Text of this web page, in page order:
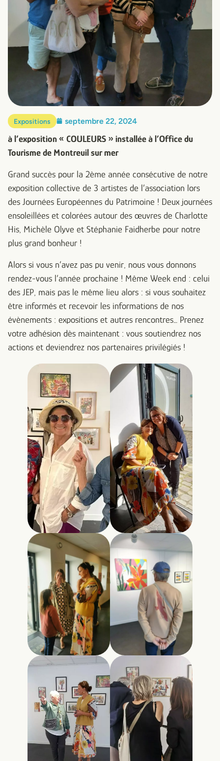
Expositions septembre 22, 2024
à l’exposition « COULEURS » installée à l’Office du
Tourisme de Montreuil sur mer
Grand succès pour la 2ème année consécutive de notre
exposition collective de 3 artistes de l’association lors
des Journées Européennes du Patrimoine ! Deux journées
ensoleillées et colorées autour des œuvres de Charlotte
His, Michèle Olyve et Stéphanie Faidherbe pour notre
plus grand bonheur !
Alors si vous n’avez pas pu venir, nous vous donnons
rendez-vous l’année prochaine ! Même Week end : celui
des JEP, mais pas le même lieu alors : si vous souhaitez
être informés et recevoir les informations de nos
évènements : expositions et autres rencontres… Prenez
votre adhésion dès maintenant : vous soutiendrez nos
actions et deviendrez nos partenaires privilégiés !